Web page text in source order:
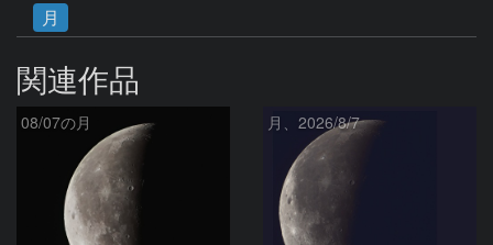
月
関連作品
08/07の月 月、2026/8/7